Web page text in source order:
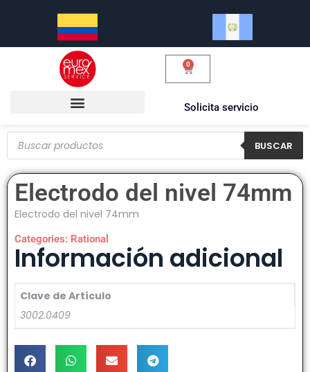
0
Solicita servicio
BUSCAR
Electrodo del nivel 74mm
Electrodo del nivel 74mm
Categories: Rational
Información adicional
Clave de Artículo
3002.0409